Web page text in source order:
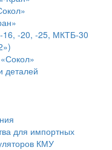
-20, -25, МКТБ-30
деталей
для импортных
КМУ